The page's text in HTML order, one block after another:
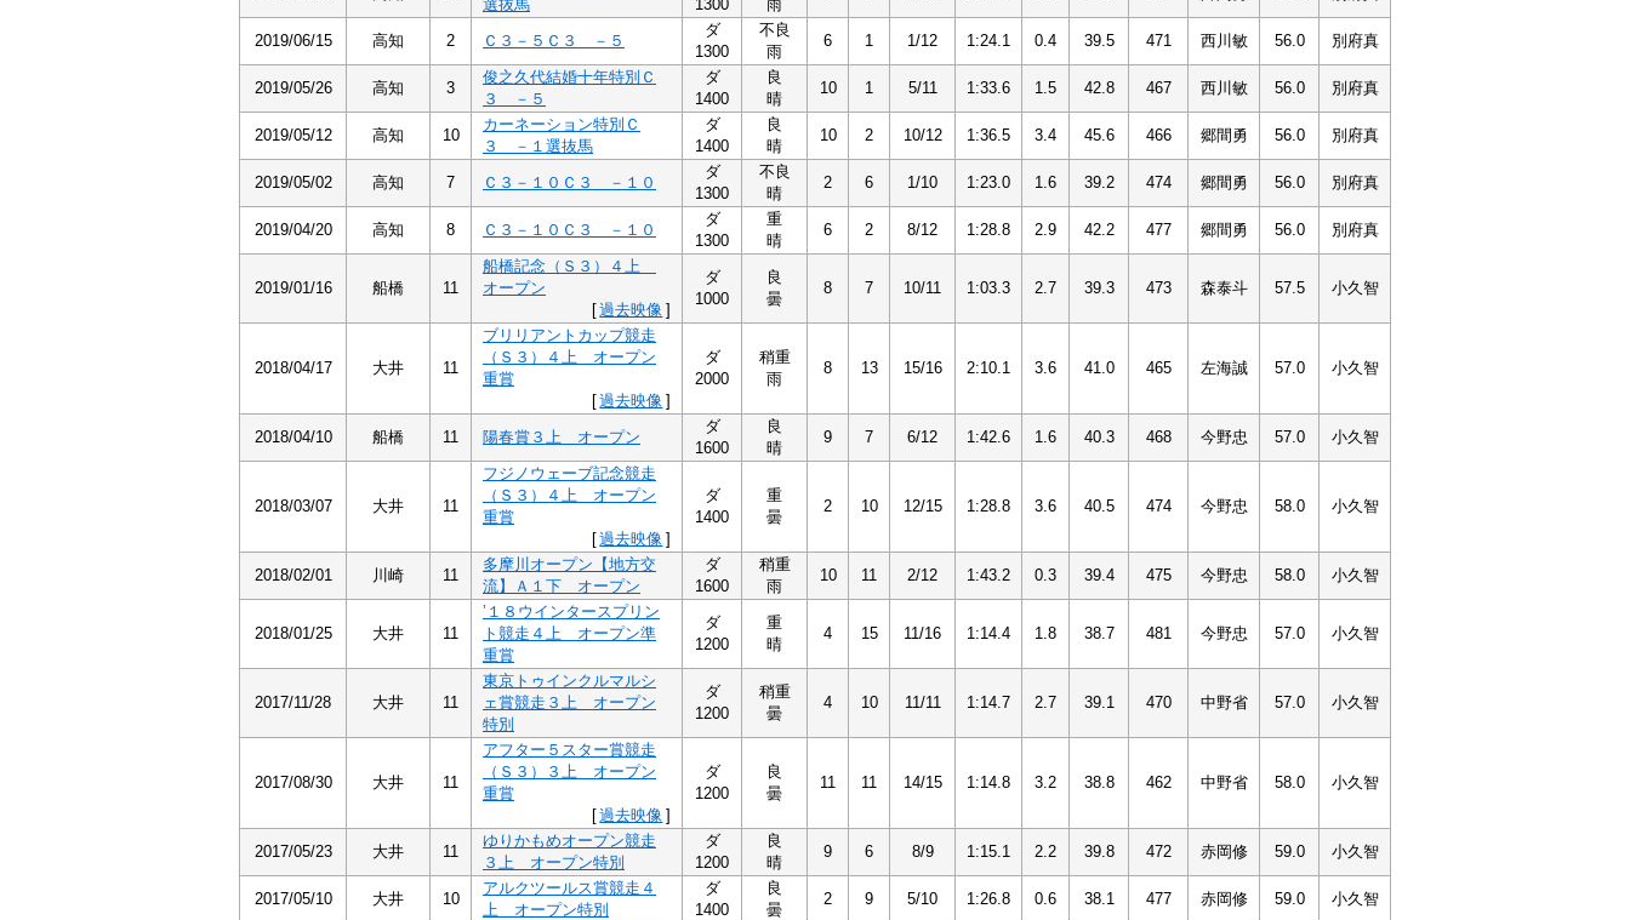
選抜馬
1300
雨
2019/06/15 高知 2 Ｃ３－５Ｃ３ －５
ダ
1300
不良
雨
6 1 1/12 1:24.1 0.4 39.5 471 西川敏 56.0 別府真
2019/05/26 高知 3
俊之久代結婚十年特別Ｃ
３ －５
ダ
1400
良
晴
10 1 5/11 1:33.6 1.5 42.8 467 西川敏 56.0 別府真
2019/05/12 高知 10
カーネーション特別Ｃ
３ －１選抜馬
ダ
1400
良
晴
10 2 10/12 1:36.5 3.4 45.6 466 郷間勇 56.0 別府真
2019/05/02 高知 7 Ｃ３－１０Ｃ３ －１０
ダ
1300
不良
晴
2 6 1/10 1:23.0 1.6 39.2 474 郷間勇 56.0 別府真
2019/04/20 高知 8 Ｃ３－１０Ｃ３ －１０
ダ
1300
重
晴
6 2 8/12 1:28.8 2.9 42.2 477 郷間勇 56.0 別府真
2019/01/16 船橋 11
船橋記念（Ｓ３）４上
オープン
[過去映像 ]
ダ
1000
良
曇
8 7 10/11 1:03.3 2.7 39.3 473 森泰斗 57.5 小久智
2018/04/17 大井 11
ブリリアントカップ競走
（Ｓ３）４上 オープン
重賞
[過去映像 ]
ダ
2000
稍重
雨
8 13 15/16 2:10.1 3.6 41.0 465 左海誠 57.0 小久智
2018/04/10 船橋 11 陽春賞３上 オープン
ダ
1600
良
晴
9 7 6/12 1:42.6 1.6 40.3 468 今野忠 57.0 小久智
2018/03/07 大井 11
フジノウェーブ記念競走
（Ｓ３）４上 オープン
重賞
[過去映像 ]
ダ
1400
重
曇
2 10 12/15 1:28.8 3.6 40.5 474 今野忠 58.0 小久智
2018/02/01 川崎 11
多摩川オープン【地方交
流】Ａ１下 オープン
ダ
1600
稍重
雨
10 11 2/12 1:43.2 0.3 39.4 475 今野忠 58.0 小久智
2018/01/25 大井 11
’１８ウインタースプリン
ト競走４上 オープン準
重賞
ダ
1200
重
晴
4 15 11/16 1:14.4 1.8 38.7 481 今野忠 57.0 小久智
2017/11/28 大井 11
東京トゥインクルマルシ
ェ賞競走３上 オープン
特別
ダ
1200
稍重
曇
4 10 11/11 1:14.7 2.7 39.1 470 中野省 57.0 小久智
2017/08/30 大井 11
アフター５スター賞競走
（Ｓ３）３上 オープン
重賞
[過去映像 ]
ダ
1200
良
曇
11 11 14/15 1:14.8 3.2 38.8 462 中野省 58.0 小久智
2017/05/23 大井 11
ゆりかもめオープン競走
３上 オープン特別
ダ
1200
良
晴
9 6 8/9 1:15.1 2.2 39.8 472 赤岡修 59.0 小久智
2017/05/10 大井 10
アルクツールス賞競走４
上 オープン特別
ダ
1400
良
曇
2 9 5/10 1:26.8 0.6 38.1 477 赤岡修 59.0 小久智